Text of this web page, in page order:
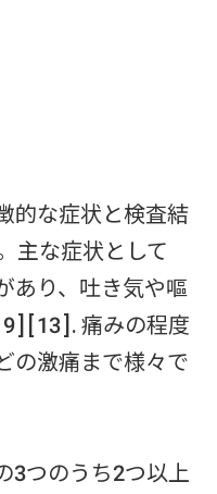
的な症状と検査結
主な症状として
あり、吐き気や嘔
痛みの程度
の激痛まで様々で
3つのうち2つ以上